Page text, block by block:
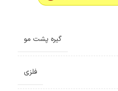
گیره پشت مو
فلزی